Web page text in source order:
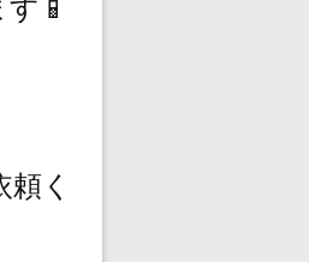
📱
く